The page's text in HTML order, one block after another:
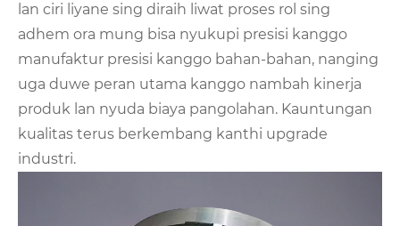
lan ciri liyane sing diraih liwat proses rol sing
adhem ora mung bisa nyukupi presisi kanggo
manufaktur presisi kanggo bahan-bahan, nanging
uga duwe peran utama kanggo nambah kinerja
produk lan nyuda biaya pangolahan. Kauntungan
kualitas terus berkembang kanthi upgrade
industri.